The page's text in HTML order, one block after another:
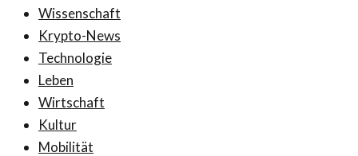
Wissenschaft
Krypto-News
Technologie
Leben
Wirtschaft
Kultur
Mobilität